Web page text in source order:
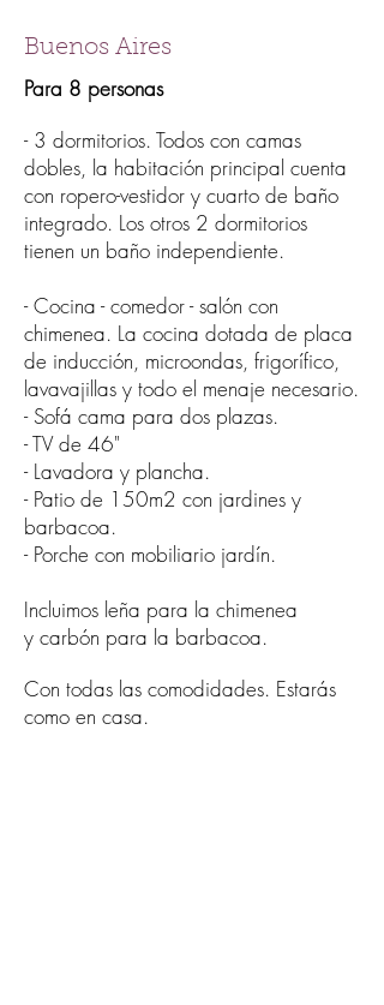
Buenos Aires
Para 8 personas
- 3 dormitorios. Todos con camas
dobles, la habitación principal cuenta
con ropero-vestidor y cuarto de baño
integrado. Los otros 2 dormitorios
tienen un baño independiente.
- Cocina - comedor - salón con
chimenea. La cocina dotada de placa
de inducción, microondas, frigorífico,
lavavajillas y todo el menaje necesario.
- Sofá cama para dos plazas.
- TV de 46"
- Lavadora y plancha.
- Patio de 150m2 con jardines y
barbacoa.
- Porche con mobiliario jardín.
Incluimos leña para la chimenea
y carbón para la barbacoa.
Con todas las comodidades. Estarás
como en casa.